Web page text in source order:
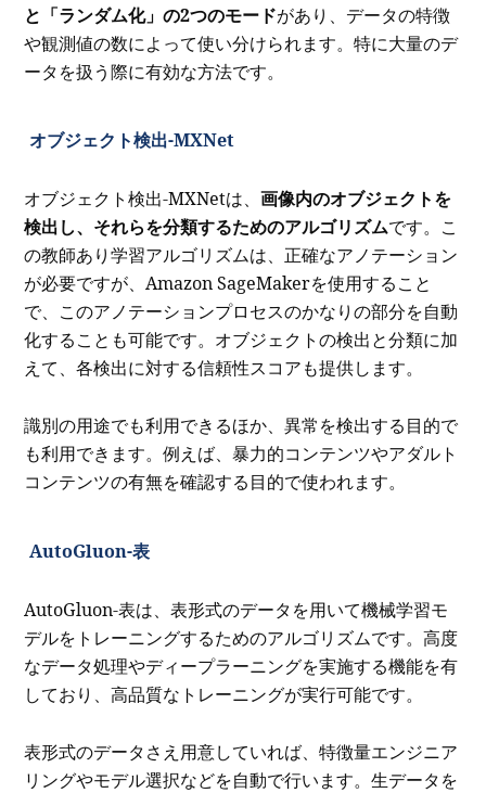
と「ランダム化」の2つのモードがあり、データの特徴
や観測値の数によって使い分けられます。特に大量のデ
ータを扱う際に有効な方法です。
オブジェクト検出-MXNet
オブジェクト検出-MXNetは、画像内のオブジェクトを
検出し、それらを分類するためのアルゴリズムです。こ
の教師あり学習アルゴリズムは、正確なアノテーション
が必要ですが、Amazon SageMakerを使用すること
で、このアノテーションプロセスのかなりの部分を自動
化することも可能です。オブジェクトの検出と分類に加
えて、各検出に対する信頼性スコアも提供します。
識別の用途でも利用できるほか、異常を検出する目的で
も利用できます。例えば、暴力的コンテンツやアダルト
コンテンツの有無を確認する目的で使われます。
AutoGluon-表
AutoGluon-表は、表形式のデータを用いて機械学習モ
デルをトレーニングするためのアルゴリズムです。高度
なデータ処理やディープラーニングを実施する機能を有
しており、高品質なトレーニングが実行可能です。
表形式のデータさえ用意していれば、特徴量エンジニア
リングやモデル選択などを自動で行います。生データを